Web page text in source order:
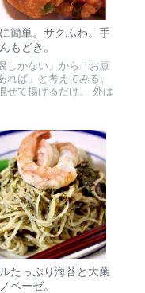
簡単。サクふわ。手
もどき。
しかない」から「お豆
れば」と考えてみる。
ぜて揚げるだけ。 外は
たっぷり海苔と大葉
ベーゼ。